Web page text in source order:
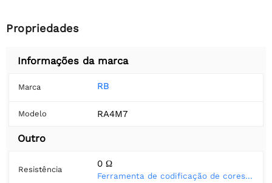
Propriedades
Informações da marca
Marca RB
Modelo RA4M7
Outro
Resistência
0 Ω
Ferramenta de codificação de cores do resistor